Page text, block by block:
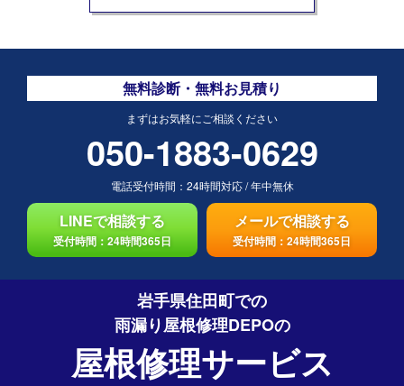
無料診断・無料お見積り
まずはお気軽にご相談ください
050-1883-0629
電話受付時間： 24時間対応/年中無休
LINEで相談する
受付時間：24時間365日
メールで相談する
受付時間：24時間365日
岩手県住田町での
雨漏り屋根修理DEPOの
屋根修理サービス